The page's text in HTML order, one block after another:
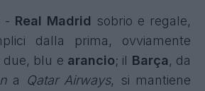
- Real Madrid sobrio e regale,
dalla prima, ovviamente
due, blu e arancio; il Barça, da
a Qatar Airways, si mantiene